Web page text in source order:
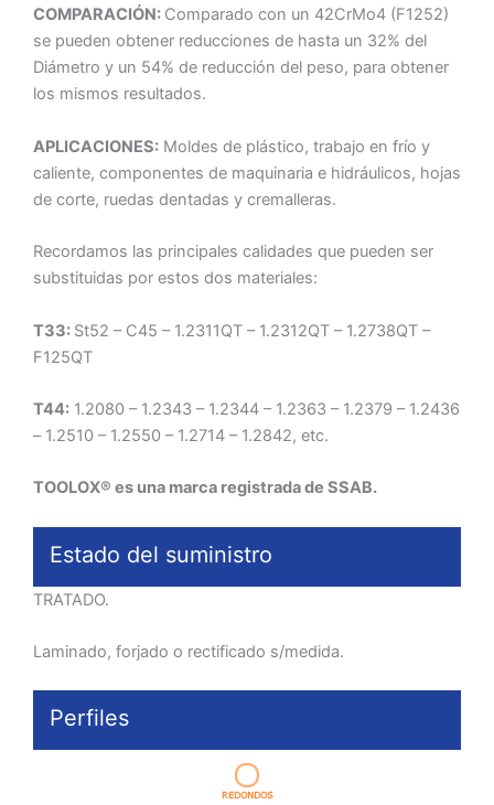
COMPARACIÓN: Comparado con un 42CrMo4 (F1252)
se pueden obtener reducciones de hasta un 32% del
Diámetro y un 54% de reducción del peso, para obtener
los mismos resultados.
APLICACIONES: Moldes de plástico, trabajo en frío y
caliente, componentes de maquinaria e hidráulicos, hojas
de corte, ruedas dentadas y cremalleras.
Recordamos las principales calidades que pueden ser
substituidas por estos dos materiales:
T33: St52 – C45 – 1.2311QT – 1.2312QT – 1.2738QT –
F125QT
T44: 1.2080 – 1.2343 – 1.2344 – 1.2363 – 1.2379 – 1.2436
– 1.2510 – 1.2550 – 1.2714 – 1.2842, etc.
TOOLOX® es una marca registrada de SSAB.
Estado del suministro
TRATADO.
Laminado, forjado o rectificado s/medida.
Perfiles